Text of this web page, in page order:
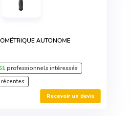
AUTONOME
professionnels intéressés
Recevoir un devis